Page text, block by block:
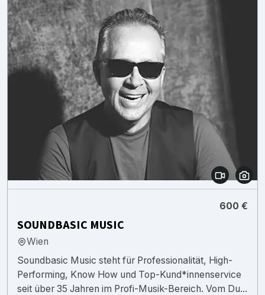
600 €
SOUNDBASIC MUSIC
Wien
Soundbasic Music steht für Professionalität, High-
Performing, Know How und Top-Kund*innenservice
seit über 35 Jahren im Profi-Musik-Bereich. Vom Du...